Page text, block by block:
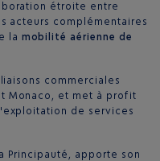
étroite entre
acteurs complémentaires
la mobilité aérienne de
commerciales
Monaco, et met à profit
de services
Principauté, apporte son